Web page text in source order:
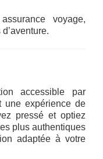
voyage,
accessible par
une expérience de
pressé et optiez
plus authentiques
adaptée à votre